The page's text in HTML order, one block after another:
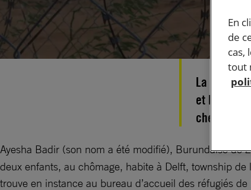
La
et les
Ayesha Badir (son nom a été modifié), Burundaise
deux enfants, au chômage, habite à Delft, township de
trouve en instance au bureau d’accueil des réfugiés
En
de
cas,
tout